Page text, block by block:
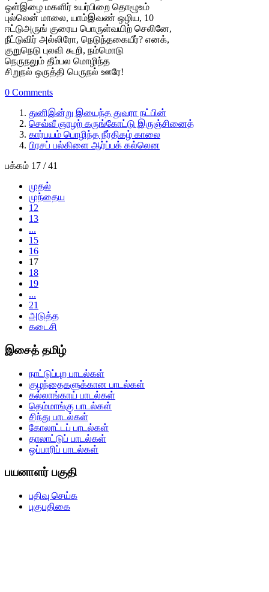
ஒள்இழை மகளிர் உயர்பிறை தொழூஉம்
புல்லென் மாலை, யாம்இவண் ஒழிய, 10
ஈட்டுஅருங் குரைய பொருள்வயிற் செலினே,
நீட்டுவிர் அல்லிரோ, நெடுந்தகையீர்? எனக்,
குறுநெடு புலவி கூறி, நம்மொடு
நெருநலும் தீம்பல மொழிந்த
சிறுநல் ஒருத்தி பெருநல் ஊரே!
0 Comments
துனிஇன்று இயைந்த துவரா நட்பின்
செவ்வீ ஞாழற் கருங்கோட்டு இருஞ்சினைத்
கார்பயம் பொழிந்த நீர்திகழ் காலை
பிரசப் பல்கிளை ஆர்ப்பக் கல்லென
பக்கம் 17 / 41
முதல்
முந்தைய
12
13
...
15
16
17
18
19
...
21
அடுத்த
கடைசி
இசைத் தமிழ்
நாட்டுப்புற பாடல்கள்
குழந்தைகளுக்கான பாடல்கள்
கல்லாங்காய் பாடல்கள்
தெம்மாங்கு பாடல்கள்
சிந்து பாடல்கள்
கோலாட்டப் பாடல்கள்
தாலாட்டுப் பாடல்கள்
ஒப்பாரிப் பாடல்கள்
பயனாளர் பகுதி
பதிவு செய்க
புகுபதிகை